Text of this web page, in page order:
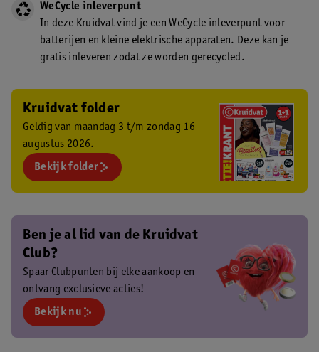
WeCycle inleverpunt
In deze Kruidvat vind je een WeCycle inleverpunt voor
batterijen en kleine elektrische apparaten. Deze kan je
gratis inleveren zodat ze worden gerecycled.
Kruidvat folder
Geldig van maandag 3 t/m zondag 16
augustus 2026.
Bekijk folder
Ben je al lid van de Kruidvat
Club?
Spaar Clubpunten bij elke aankoop en
ontvang exclusieve acties!
Bekijk nu